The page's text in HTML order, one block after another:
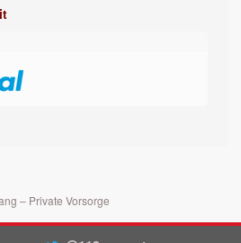
– Private Vorsorge